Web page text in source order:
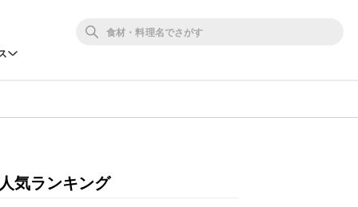
人気ランキング